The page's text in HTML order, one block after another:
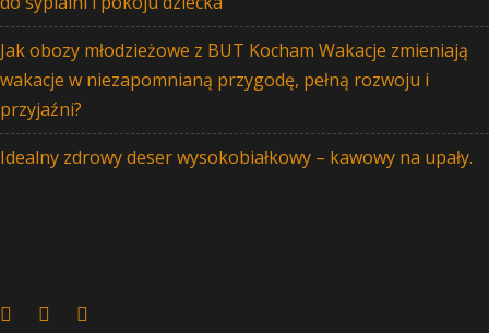
Jak obozy młodzieżowe z BUT Kocham Wakacje zmieniają
wakacje w niezapomnianą przygodę, pełną rozwoju i
przyjaźni?
Idealny zdrowy deser wysokobiałkowy – kawowy na upały.